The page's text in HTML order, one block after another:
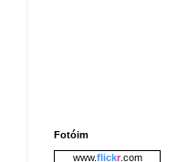
Fotóim
www.flickr.com